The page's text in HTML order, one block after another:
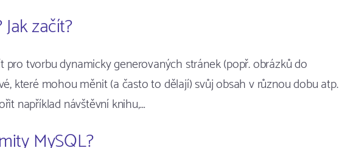
začít?
pro tvorbu dynamicky generovaných stránek (popř. obrázků do
které mohou měnit (a často to dělají) svůj obsah v různou dobu atp.
například návštěvní knihu,…
MySQL?